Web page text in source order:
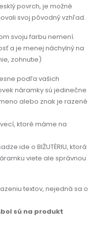
povrch, je možné
svoj pôvodný vzhľad.
svoju farbu nemení.
a je menej náchylný na
zohnutie)
podľa vašich
náramky sú jedinečne
alebo znak je razené
ktoré máme na
ide o BIŽUTÉRIU, ktorá
viete ale správnou
textov, nejedná sa o
sú na produkt